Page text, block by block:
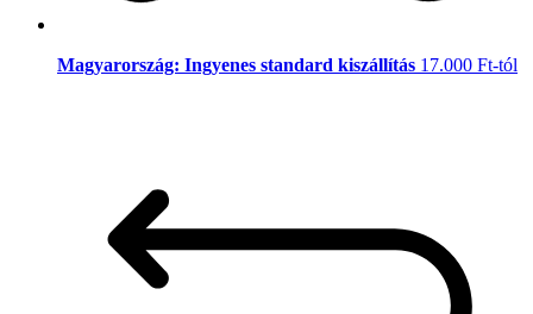
Magyarország: Ingyenes standard kiszállítás 17.000 Ft-tól